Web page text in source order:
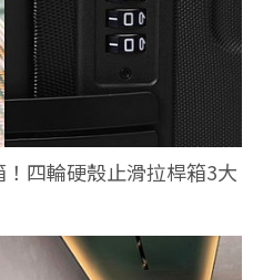
四輪硬殼止滑拉桿箱3大